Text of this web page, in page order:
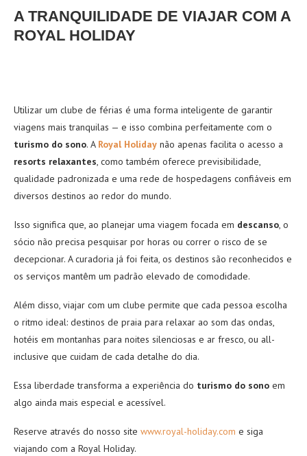
A TRANQUILIDADE DE VIAJAR COM A
ROYAL HOLIDAY
Utilizar um clube de férias é uma forma inteligente de garantir
viagens mais tranquilas — e isso combina perfeitamente com o
turismo do sono. A Royal Holiday não apenas facilita o acesso a
resorts relaxantes, como também oferece previsibilidade,
qualidade padronizada e uma rede de hospedagens confiáveis em
diversos destinos ao redor do mundo.
Isso significa que, ao planejar uma viagem focada em descanso, o
sócio não precisa pesquisar por horas ou correr o risco de se
decepcionar. A curadoria já foi feita, os destinos são reconhecidos e
os serviços mantêm um padrão elevado de comodidade.
Além disso, viajar com um clube permite que cada pessoa escolha
o ritmo ideal: destinos de praia para relaxar ao som das ondas,
hotéis em montanhas para noites silenciosas e ar fresco, ou all-
inclusive que cuidam de cada detalhe do dia.
Essa liberdade transforma a experiência do turismo do sono em
algo ainda mais especial e acessível.
Reserve através do nosso site www.royal-holiday.com e siga
viajando com a Royal Holiday.